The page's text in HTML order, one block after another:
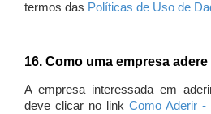
termos das Políticas de Uso de
16. Como uma empresa
A empresa interessada em
deve clicar no link Como Aderir -